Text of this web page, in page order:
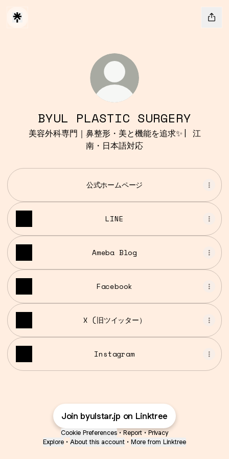
BYUL PLASTIC SURGERY
美容外科専門｜鼻整形・美と機能を追求✨| 江
南・日本語対応
公式ホームページ
LINE
Ameba Blog
Facebook
X (旧ツイッター）
Instagram
Join byulstar.jp on Linktree
Cookie Preferences • Report • Privacy
Explore • About this account • More from Linktree